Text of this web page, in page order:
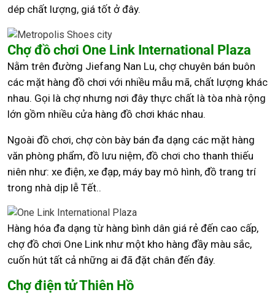
dép chất lượng, giá tốt ở đây.
Chợ đồ chơi One Link International Plaza
Nằm trên đường Jiefang Nan Lu, chợ chuyên bán buôn
các mặt hàng đồ chơi với nhiều mẫu mã, chất lượng khác
nhau. Gọi là chợ nhưng nơi đây thực chất là tòa nhà rộng
lớn gồm nhiều cửa hàng đồ chơi khác nhau.
Ngoài đồ chơi, chợ còn bày bán đa dạng các mặt hàng
văn phòng phẩm, đồ lưu niệm, đồ chơi cho thanh thiếu
niên như: xe điện, xe đạp, máy bay mô hình, đồ trang trí
trong nhà dịp lễ Tết..
Hàng hóa đa dạng từ hàng bình dân giá rẻ đến cao cấp,
chợ đồ chơi One Link như một kho hàng đầy màu sắc,
cuốn hút tất cả những ai đã đặt chân đến đây.
Chợ điện tử Thiên Hồ